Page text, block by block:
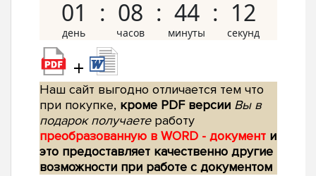
01 08 44 11
+
Наш сайт выгодно отличается тем что
при покупке, кроме PDF версии Вы в
подарок получаетеработу
преобразованную в WORD - документ и
это предоставляет качественно другие
возможности при работе с документом